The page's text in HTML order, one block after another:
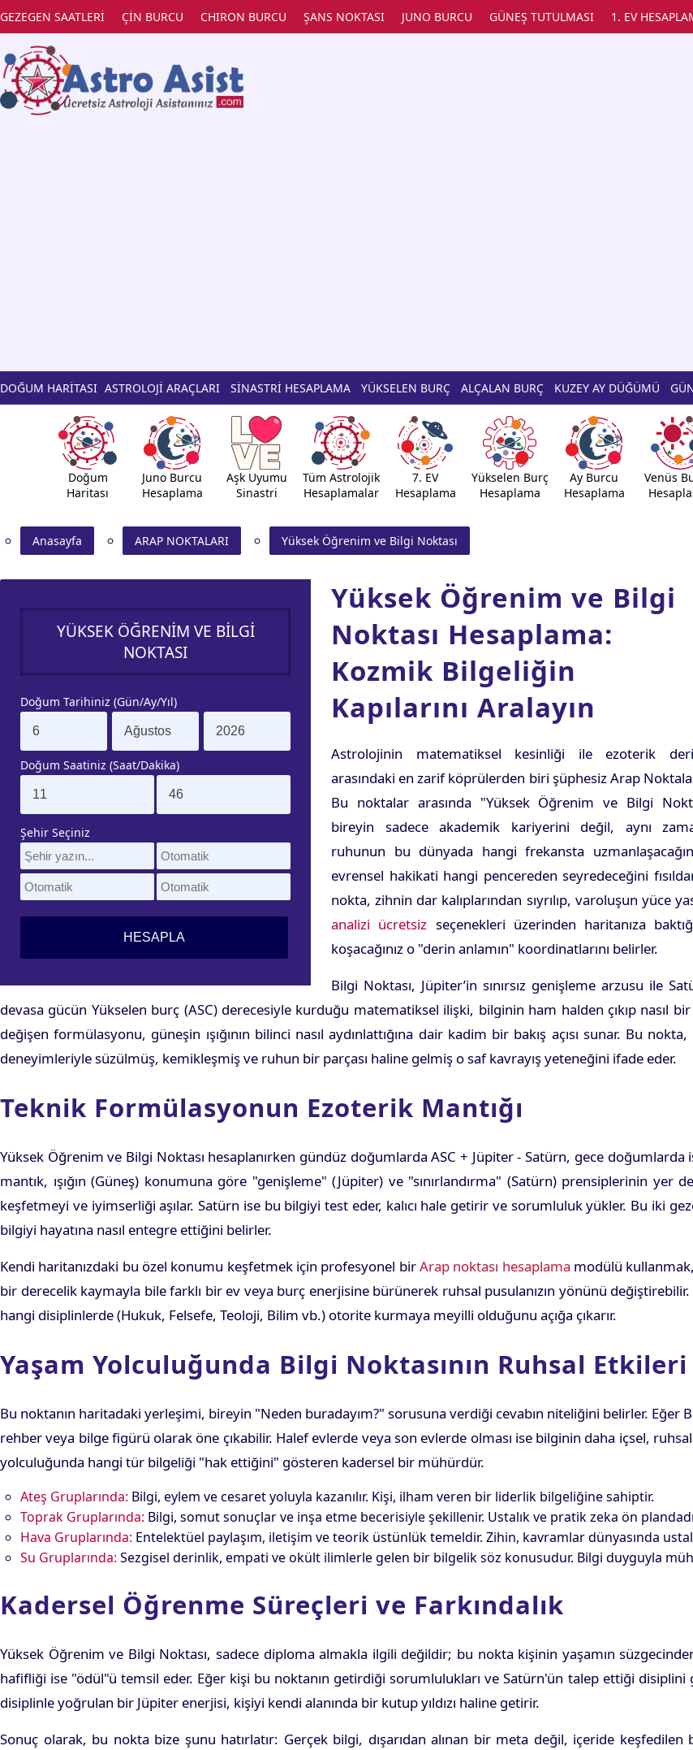
GEZEGEN SAATLERİ ÇİN BURCU CHIRON BURCU ŞANS NOKTASI JUNO BURCU GÜNEŞ TUTULMASI 1. EV
DOĞUM HARİTASI ASTROLOJİ ARAÇLARI SİNASTRİ HESAPLAMA YÜKSELEN BURÇ ALÇALAN BURÇ KUZEY AY DÜĞÜMÜ
Doğum
Haritası
Juno Burcu
Hesaplama
Aşk Uyumu
Sinastri
Tüm Astrolojik
Hesaplamalar
7. EV
Hesaplama
Yükselen Burç
Hesaplama
Ay Burcu
Hesaplama
Venüs
Anasayfa ARAP NOKTALARI Yüksek Öğrenim ve Bilgi Noktası
YÜKSEK ÖĞRENIM VE BILGI
NOKTASI
Doğum Tarihiniz (Gün/Ay/Yıl)
Doğum Saatiniz (Saat/Dakika)
Şehir Seçiniz
Yüksek Öğrenim ve Bilgi
Noktası Hesaplama:
Kozmik Bilgeliğin
Kapılarını Aralayın
Astrolojinin matematiksel kesinliği ile ezoterik
arasındaki en zarif köprülerden biri şüphesiz Arap
Bu noktalar arasında "Yüksek Öğrenim ve Bilgi
bireyin sadece akademik kariyerini değil, aynı
ruhunun bu dünyada hangi frekansta
evrensel hakikati hangi pencereden seyredeceğini
nokta, zihnin dar kalıplarından sıyrılıp, varoluşun yüce
analizi ücretsiz seçenekleri üzerinden haritanıza
koşacağınız o "derin anlamın" koordinatlarını belirler.
Bilgi Noktası, Jüpiter’in sınırsız genişleme arzusu ile
devasa gücün Yükselen burç (ASC) derecesiyle kurduğu matematiksel ilişki, bilginin ham halden çıkıp nasıl
değişen formülasyonu, güneşin ışığının bilinci nasıl aydınlattığına dair kadim bir bakış açısı sunar. Bu
deneyimleriyle süzülmüş, kemikleşmiş ve ruhun bir parçası haline gelmiş o saf kavrayış yeteneğini ifade eder.
Teknik Formülasyonun Ezoterik Mantığı
Yüksek Öğrenim ve Bilgi Noktası hesaplanırken gündüz doğumlarda ASC + Jüpiter - Satürn, gece
mantık, ışığın (Güneş) konumuna göre "genişleme" (Jüpiter) ve "sınırlandırma" (Satürn) prensiplerinin
keşfetmeyi ve iyimserliği aşılar. Satürn ise bu bilgiyi test eder, kalıcı hale getirir ve sorumluluk yükler. Bu iki
bilgiyi hayatına nasıl entegre ettiğini belirler.
Kendi haritanızdaki bu özel konumu keşfetmek için profesyonel birArap noktası hesaplama modülü
bir derecelik kaymayla bile farklı bir ev veya burç enerjisine bürünerek ruhsal pusulanızın yönünü
hangi disiplinlerde (Hukuk, Felsefe, Teoloji, Bilim vb.) otorite kurmaya meyilli olduğunu açığa çıkarır.
Yaşam Yolculuğunda Bilgi Noktasının Ruhsal Etkileri
Bu noktanın haritadaki yerleşimi, bireyin "Neden buradayım?" sorusuna verdiği cevabın niteliğini belirler.
rehber veya bilge figürü olarak öne çıkabilir. Halef evlerde veya son evlerde olması ise bilginin daha içsel,
yolculuğunda hangi tür bilgeliği "hak ettiğini" gösteren kadersel bir mühürdür.
Ateş Gruplarında: Bilgi, eylem ve cesaret yoluyla kazanılır. Kişi, ilham veren bir liderlik bilgeliğine sahiptir.
Toprak Gruplarında: Bilgi, somut sonuçlar ve inşa etme becerisiyle şekillenir. Ustalık ve pratik zeka ön
Hava Gruplarında: Entelektüel paylaşım, iletişim ve teorik üstünlük temeldir. Zihin, kavramlar dünyasında
Su Gruplarında: Sezgisel derinlik, empati ve okült ilimlerle gelen bir bilgelik söz konusudur. Bilgi duyguyla
Kadersel Öğrenme Süreçleri ve Farkındalık
Yüksek Öğrenim ve Bilgi Noktası, sadece diploma almakla ilgili değildir; bu nokta kişinin yaşamın süzgecinden
hafifliği ise "ödül"ü temsil eder. Eğer kişi bu noktanın getirdiği sorumlulukları ve Satürn'ün talep ettiği
disiplinle yoğrulan bir Jüpiter enerjisi, kişiyi kendi alanında bir kutup yıldızı haline getirir.
Sonuç olarak, bu nokta bize şunu hatırlatır: Gerçek bilgi, dışarıdan alınan bir meta değil, içeride